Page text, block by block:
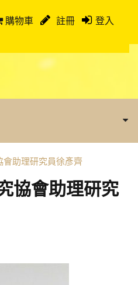
購物車 註冊 登入
會助理研究員徐彥齊
協會助理研究